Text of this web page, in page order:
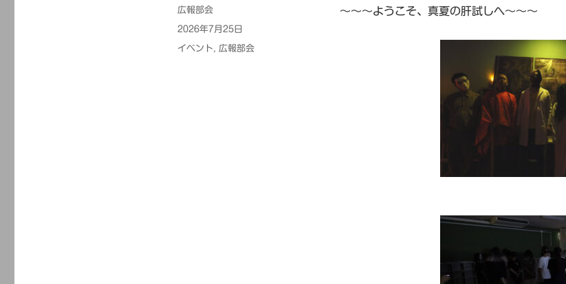
～～～ようこそ、真夏の肝試しへ～～～
投
稿
広報部会
投
稿
2026年7月25日
カ
イベント 広報部会